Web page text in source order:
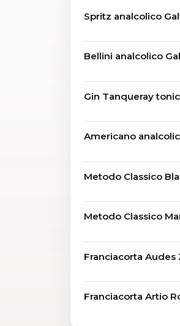
Spritz analcolico
Bellini analcolico
Gin Tanqueray tonic
Americano
Metodo Classico
Metodo Classico
Franciacorta Audes
Franciacorta Artio